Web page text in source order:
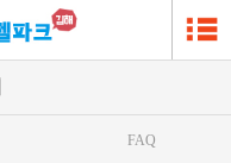
FAQ